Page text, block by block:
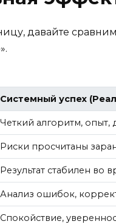
давайте
Системный успех
Четкий алгоритм, опыт,
Риски просчитаны
Результат стабилен во
Анализ ошибок,
Спокойствие,